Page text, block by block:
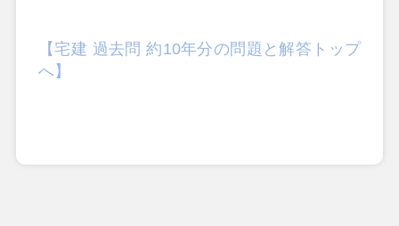
【宅建 過去問 約10年分の問題と解答トップ
へ】